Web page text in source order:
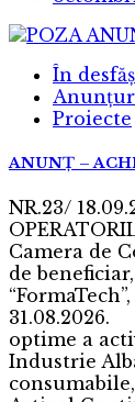
În
Proiecte
ANUNȚ –
NR.23/
Camera de
de
optime a
Industrie